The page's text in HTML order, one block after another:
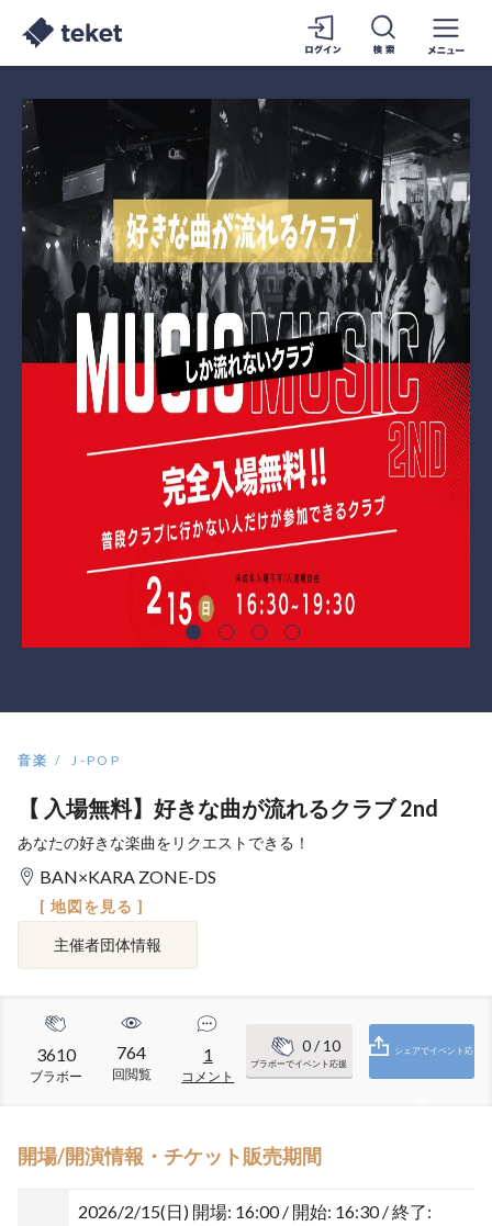
音楽 J-POP
【 入場無料】好きな曲が流れるクラブ 2nd
あなたの好きな楽曲をリクエストできる！
BAN×KARA ZONE-DS
[ 地図を見る ]
主催者団体情報
3610
ブラボー
764
回閲覧
1
コメント
0/ 10
ブラボーでイベント応援
シェアでイベント応
開場/開演情報・チケット販売期間
2026/2/15(日) 開場: 16:00 / 開始: 16:30 / 終了: